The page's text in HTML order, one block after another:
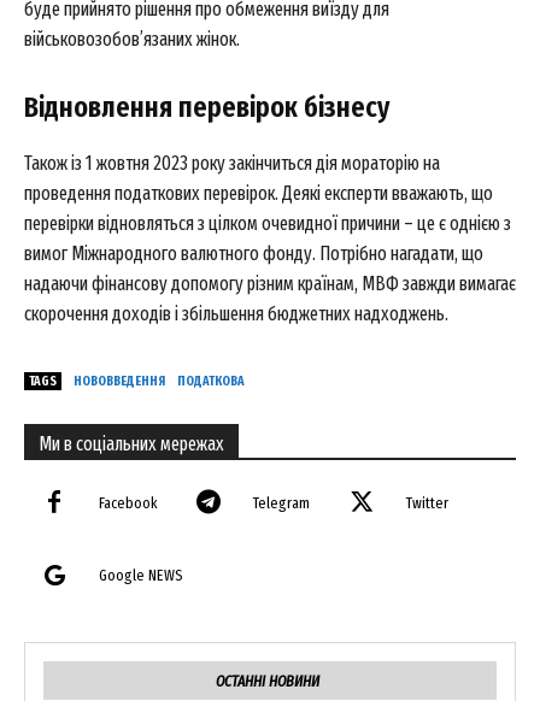
буде прийнято рішення про обмеження виїзду для
військовозобов’язаних жінок.
Відновлення перевірок бізнесу
Також із 1 жовтня 2023 року закінчиться дія мораторію на
проведення податкових перевірок. Деякі експерти вважають, що
перевірки відновляться з цілком очевидної причини – це є однією з
вимог Міжнародного валютного фонду. Потрібно нагадати, що
надаючи фінансову допомогу різним країнам, МВФ завжди вимагає
скорочення доходів і збільшення бюджетних надходжень.
TAGS НОВОВВЕДЕННЯ ПОДАТКОВА
Ми в соціальних мережах
Facebook Telegram Twitter
Google NEWS
ОСТАННІ НОВИНИ